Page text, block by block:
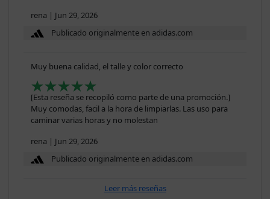
rena | Jun 29, 2026
Publicado originalmente en adidas.com
Muy buena calidad, el talle y color correcto
[Esta reseña se recopiló como parte de una promoción.]
Muy comodas, facil a la hora de limpiarlas. Las uso para
caminar varias horas y no molestan
rena | Jun 29, 2026
Publicado originalmente en adidas.com
Leer más reseñas